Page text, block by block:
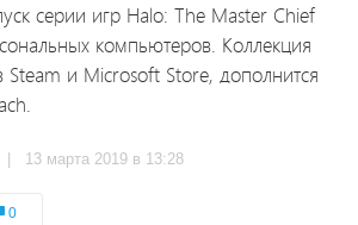
серии игр Halo: The Master Chief
компьютеров. Коллекция
и Microsoft Store, дополнится
| 13 марта 2019 в 13:28
0